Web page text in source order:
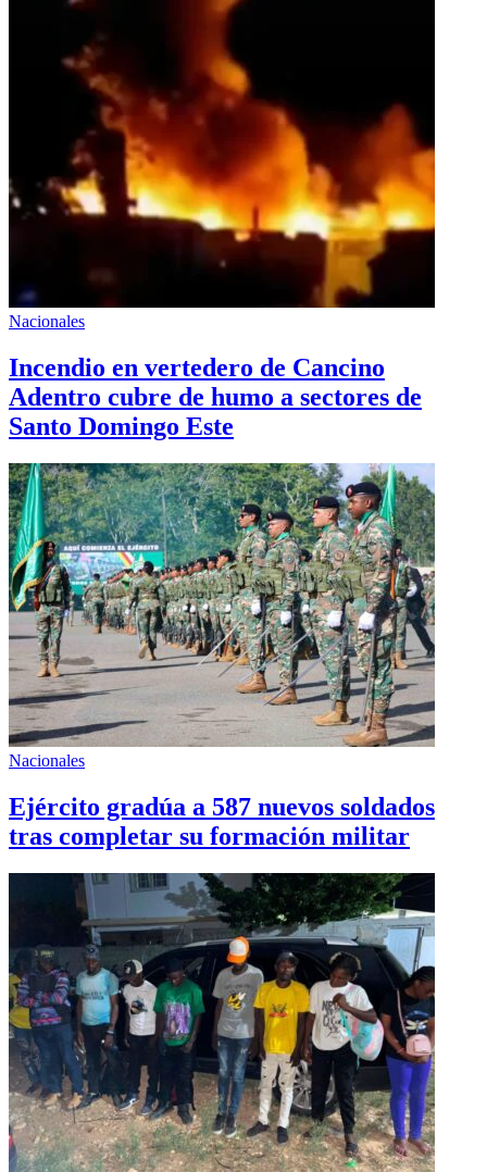
Nacionales
Incendio en vertedero de Cancino
Adentro cubre de humo a sectores de
Santo Domingo Este
Nacionales
Ejército gradúa a 587 nuevos soldados
tras completar su formación militar